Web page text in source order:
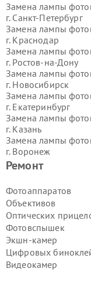
Ремонт
Фотоаппаратов
Объективов
Оптических
Фотовспышек
Экшн-камер
Цифровых
Видеокамер
Замена лампы
г. Санкт-Петербург
Замена лампы
г. Краснодар
Замена лампы
г. Ростов-на-Дону
Замена лампы
г. Новосибирск
Замена лампы
г. Екатеринбург
Замена лампы
г. Казань
Замена лампы
г. Воронеж
Замена лампы
Замена лампы
г.Самара
Замена лампы
г.Пермь
Замена лампы
г.Красноярск
Замена лампы
г.Ижевск